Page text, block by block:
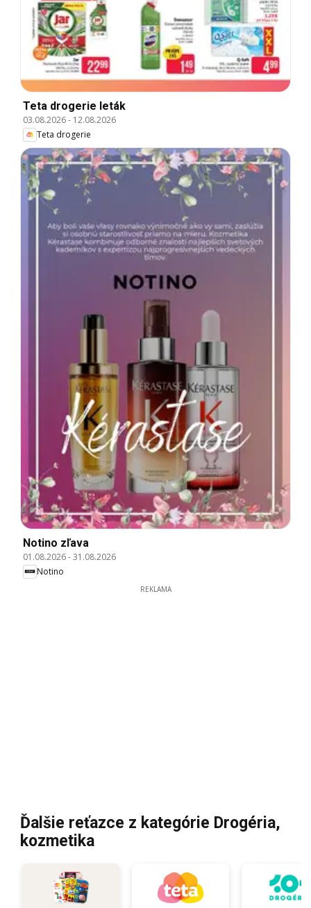
Teta drogerie leták
03.08.2026- 12.08.2026
Teta drogerie
Notino zľava
01.08.2026-31.08.2026
Notino
REKLAMA
Ďalšie reťazce z kategórie Drogéria,
kozmetika